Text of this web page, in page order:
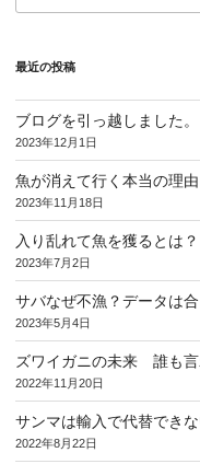
最近の投稿
ブログを引っ越しました。
2023年12月1日
魚が消えて行く本当の理
2023年11月18日
入り乱れて魚を獲るとは？
2023年7月2日
サバなぜ不漁？データは
2023年5月4日
ズワイガニの未来 誰も言
2022年11月20日
サンマは輸入で代替でき
2022年8月22日